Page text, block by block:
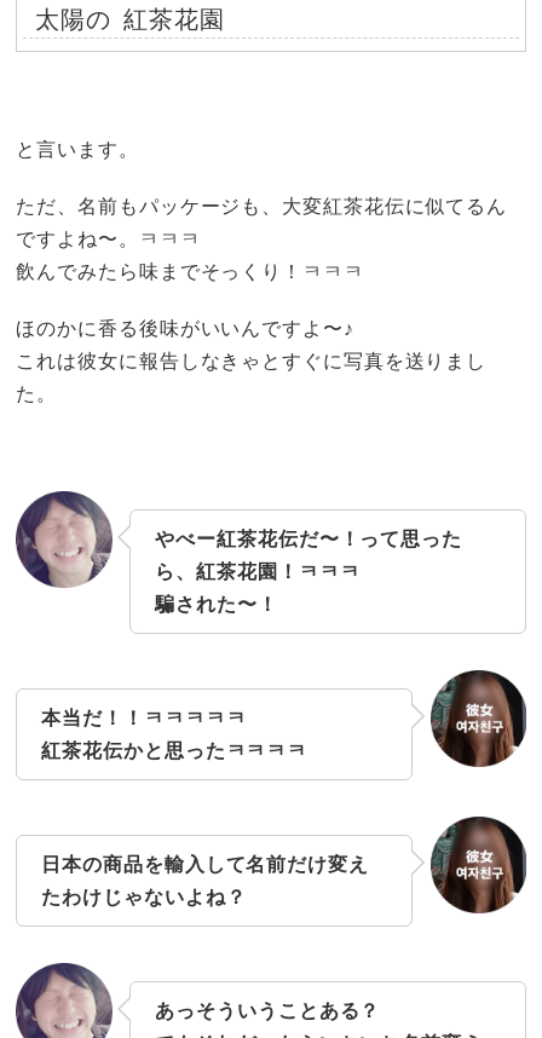
太陽の 紅茶花園
と言います。
ただ、名前もパッケージも、大変紅茶花伝に似てるん
ですよね〜。ㅋㅋㅋ
飲んでみたら味までそっくり！ㅋㅋㅋ
ほのかに香る後味がいいんですよ〜♪
これは彼女に報告しなきゃとすぐに写真を送りまし
た。
やべー紅茶花伝だ〜！って思った
ら、紅茶花園！ㅋㅋㅋ
騙された〜！
本当だ！！ㅋㅋㅋㅋㅋ
紅茶花伝かと思ったㅋㅋㅋㅋ
日本の商品を輸入して名前だけ変え
たわけじゃないよね？
あっそういうことある？